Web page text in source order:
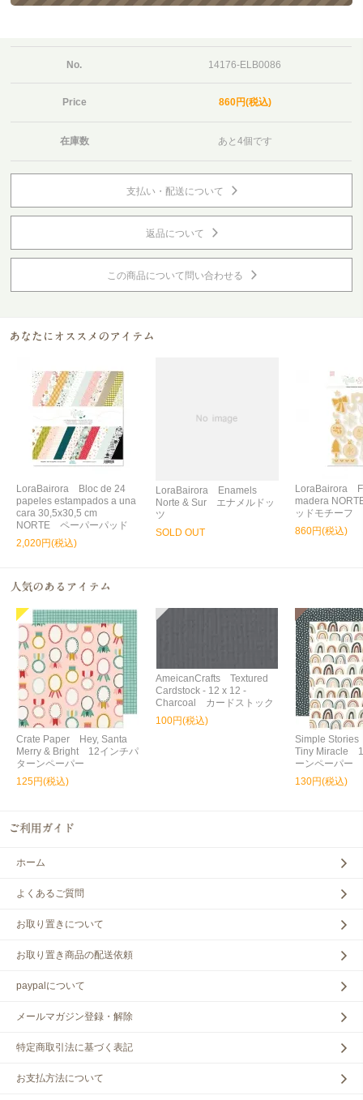
No. 14176-ELB0086
Price 860円(税込)
在庫数 あと4個です
支払い・配送について
返品について
この商品について問い合わせる
LoraBairora Bloc de 24
papeles estampados a una
cara 30,5x30,5 cm
NORTE ペーパーパッド
2,020円(税込)
LoraBairora Enamels
Norte & Sur エナメルドッ
ツ
SOLD OUT
LoraBairora
madera
ッドモチーフ
860円(税込)
Crate Paper Hey, Santa
Merry & Bright 12インチパ
ターンペーパー
125円(税込)
AmeicanCrafts Textured
Cardstock - 12 x 12 -
Charcoal カードストック
100円(税込)
Simple
Tiny Miracle
ーンペーパー
130円(税込)
ホーム
よくあるご質問
お取り置きについて
お取り置き商品の配送依頼
paypalについて
メールマガジン登録・解除
特定商取引法に基づく表記
お支払方法について